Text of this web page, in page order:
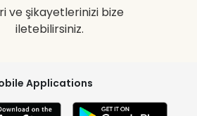
ve şikayetlerinizi bize
iletebilirsiniz.
Applications